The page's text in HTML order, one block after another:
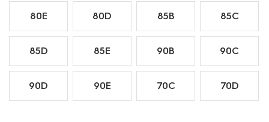
80E 80D 85B 85C
85D 85E 90B 90C
90D 90E 70C 70D